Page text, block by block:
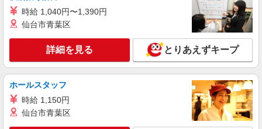
時給 1,040円〜1,390円
仙台市青葉区
詳細を見る とりあえずキープ
ホールスタッフ
時給 1,150円
仙台市青葉区